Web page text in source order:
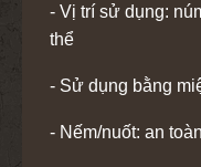
- Vị trí sử dụng:
thể
- Sử dụng bằng
- Nếm/nuốt: an toàn